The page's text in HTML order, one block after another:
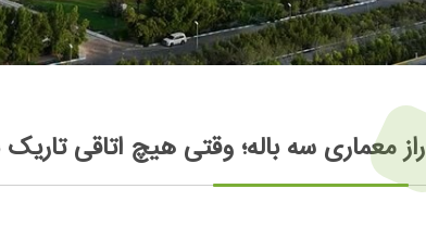
راز معماری سه باله؛ وقتی هیچ اتاقی